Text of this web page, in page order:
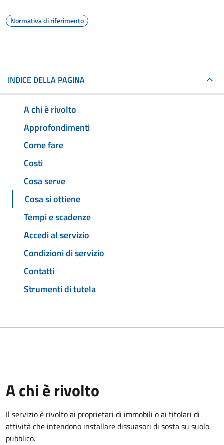
Normativa di riferimento
INDICE DELLA PAGINA
A chi è rivolto
Approfondimenti
Come fare
Costi
Cosa serve
Cosa si ottiene
Tempi e scadenze
Accedi al servizio
Condizioni di servizio
Contatti
Strumenti di tutela
A chi è rivolto
Il servizio è rivolto ai proprietari di immobili o ai titolari di
attività che intendono installare dissuasori di sosta su suolo
pubblico.